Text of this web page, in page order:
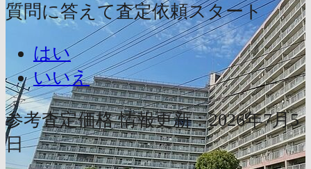
質問に答えて査定依頼スタート
はい
いいえ
参考査定価格 情報更新：2026年7月5
日